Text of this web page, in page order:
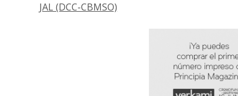
JAL (DCC-CBMSO)